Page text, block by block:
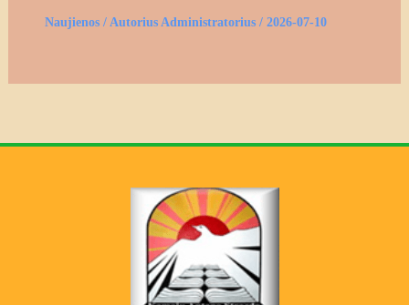
Naujienos/ Autorius Administratorius / 2026-07-10